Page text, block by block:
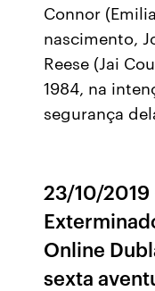
Connor
nascimento,
Reese (Jai
1984, na
segurança
23/10/2019
Online
sexta